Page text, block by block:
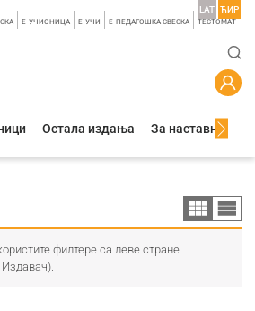
E-УЧИОНИЦА E-УЧИ Е-ПЕДАГОШКА СВЕСКА TЕСТОМАТ
LAT ЋИР
Остала издања За наставнике
филтере са леве стране